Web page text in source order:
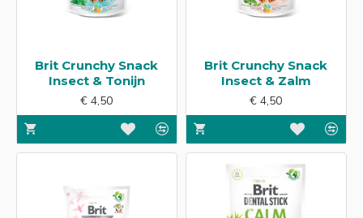
Brit Crunchy Snack
Insect & Tonijn
€ 4,50
Brit Crunchy Snack
Insect & Zalm
€ 4,50